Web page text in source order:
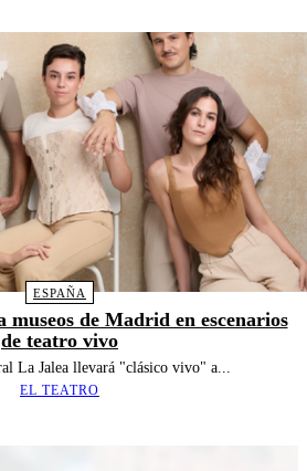
ESPAÑA
de Madrid en escenarios
de teatro vivo
La Jalea llevará "clásico vivo" a...
EL TEATRO